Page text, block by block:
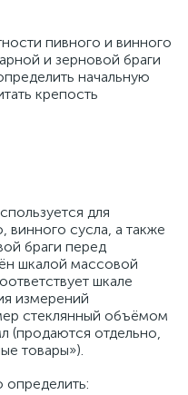
пивного и винного
и зерновой браги
начальную
крепость
для
винного сусла, а также
браги перед
шкалой массовой
шкале
измерений
стеклянный объёмом
(продаются отдельно,
товары»).